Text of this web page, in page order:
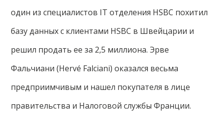
один из специалистов IT отделения HSBC похитил
базу данных с клиентами HSBC в Швейцарии и
решил продать ее за 2,5 миллиона. Эрве
Фальчиани (Hervé Falciani) оказался весьма
предприимчивым и нашел покупателя в лице
правительства и Налоговой службы Франции.